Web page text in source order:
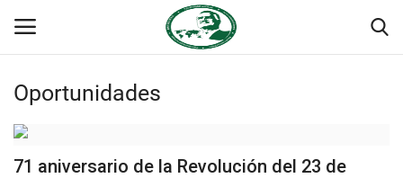
Login
Inicio
Oportunidades
71 aniversario de la Revolución del 23 de